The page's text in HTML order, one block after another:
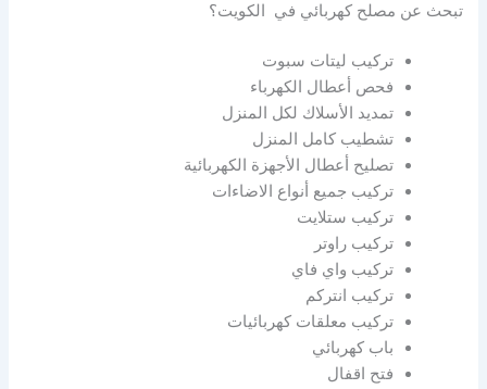
تبحث عن مصلح كهربائي في الكويت؟
تركيب ليتات سبوت
فحص أعطال الكهرباء
تمديد الأسلاك لكل المنزل
تشطيب كامل المنزل
تصليح أعطال الأجهزة الكهربائية
تركيب جميع أنواع الاضاءات
تركيب ستلايت
تركيب راوتر
تركيب واي فاي
تركيب انتركم
تركيب معلقات كهربائيات
باب كهربائي
فتح اقفال